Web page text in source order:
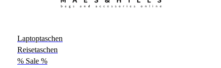
Laptoptaschen
Reisetaschen
% Sale %